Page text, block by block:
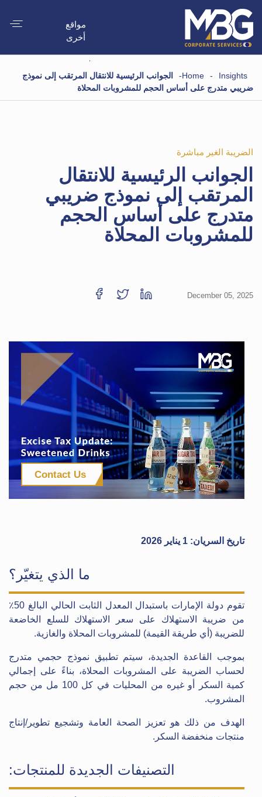
مواقع
أخرى
Home - Insights
-
الجوانب الرئيسية للانتقال المرتقب إلى نموذج
ضريبي متدرج على أساس الحجم للمشروبات المحلاة
الضريبة الغير مباشرة
الجوانب الرئيسية للانتقال
المرتقب إلى نموذج ضريبي
متدرج على أساس الحجم
للمشروبات المحلاة
December 05, 2025
Contact Us
تاريخ السريان: 1 يناير 2026
ما الذي يتغيّر؟
تقوم دولة الإمارات باستبدال المعدل الثابت الحالي البالغ 50٪
من ضريبة الاستهلاك على سعر الاستهلاك للسلع الخاضعة
للضريبة (أي طريقة القيمة) للمشروبات المحلاة والغازية.
بموجب القاعدة الجديدة، سيتم تطبيق نموذج حجمي متدرج
لحساب الضريبة على المشروبات المحلاة، بناءً على إجمالي
كمية السكر أو غيره من المحليات في كل 100 مل من حجم
المشروب.
الهدف من ذلك هو تعزيز الصحة العامة وتشجيع تطوير/إنتاج
منتجات منخفضة السكر.
التصنيفات الجديدة للمنتجات: